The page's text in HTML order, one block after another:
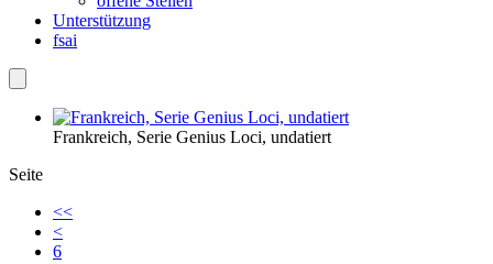
Unterstützung
fsai
Frankreich, Serie Genius Loci, undatiert
Seite
<<
<
6